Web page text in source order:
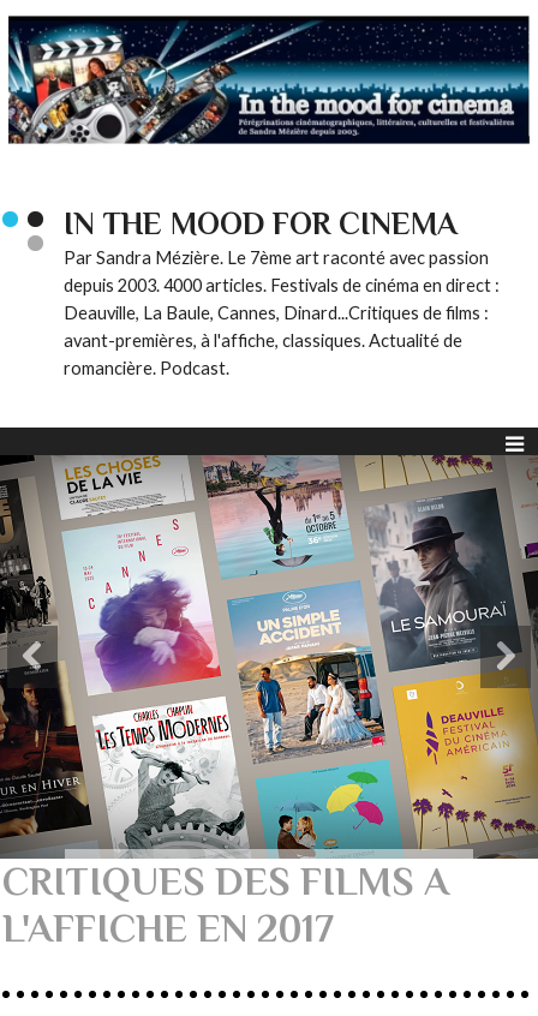
IN THE MOOD FOR CINEMA
Par Sandra Mézière. Le 7ème art raconté avec passion
depuis 2003. 4000 articles. Festivals de cinéma en direct :
Deauville, La Baule, Cannes, Dinard...Critiques de films :
avant-premières, à l'affiche, classiques. Actualité de
romancière. Podcast.
CRITIQUES DES FILMS A
L'AFFICHE EN 2017